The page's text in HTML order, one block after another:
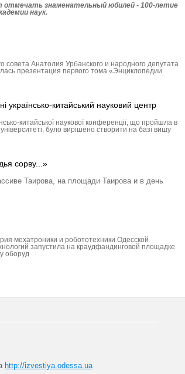
отмечать знаменательный юбилей - 100-летие
наук.
совета Анатолия Урбанского и народного депутата
презентация первого тома «Энциклопедии
китайський науковий центр
китайської наукової конференції, що пройшла в
було вирішено створити на базі вишу
сорву...»
Таирова, на площади Таирова и в день
мехатроники и робототехники Одесской
запустила на краудфандинговой площадке
оборуд
http://izvestiya.odessa.ua